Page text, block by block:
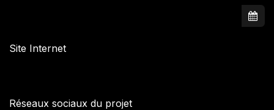
Site Internet
Réseaux sociaux du projet